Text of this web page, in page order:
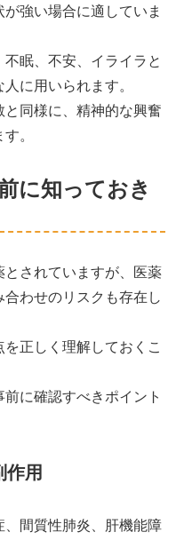
強い場合に適していま
眠、不安、イライラと
に用いられます。
同様に、精神的な興奮
。
に知っておき
されていますが、医薬
わせのリスクも存在し
正しく理解しておくこ
に確認すべきポイント
作用
、間質性肺炎、肝機能障